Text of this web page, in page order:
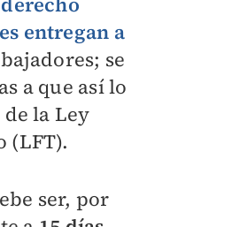
entregan a
se
a que así lo
la Ley
(LFT).
ser, por